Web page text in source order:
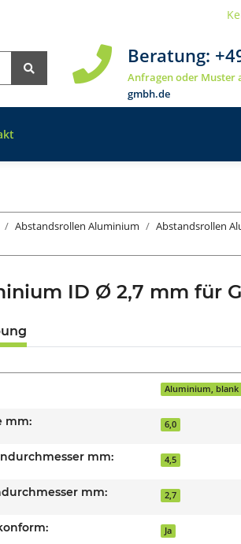
Beratung:
Anfragen oder Muster
gmbh.de
Abstandsrollen Aluminium
Abstandsrollen
ID Ø 2,7 mm für
Aluminium, blank
mm: 6,0
mm: 4,5
mm: 2,7
Ja